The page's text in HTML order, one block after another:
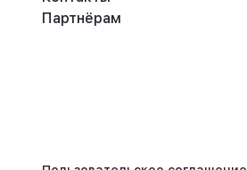
Партнёрам